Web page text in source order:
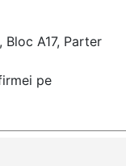
Bloc A17, Parter
pe